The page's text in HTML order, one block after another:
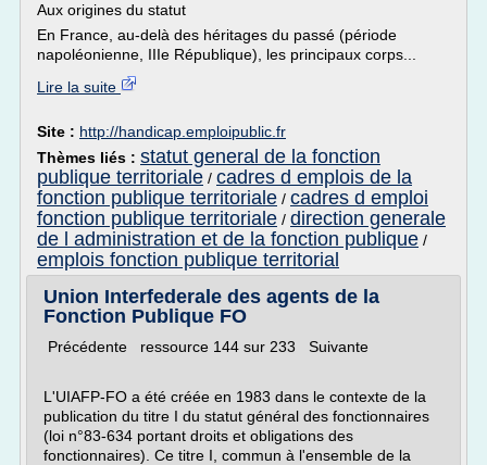
Aux origines du statut
En France, au-delà des héritages du passé (période
napoléonienne, IIIe République), les principaux corps...
Lire la suite
Site : http://handicap.emploipublic.fr
Thèmes liés : statut general de la fonction
publique territoriale / cadres d emplois de la
fonction publique territoriale / cadres d emploi
fonction publique territoriale / direction generale
de l administration et de la fonction publique /
emplois fonction publique territorial
Union Interfederale des agents de la
Fonction Publique FO
Précédente ressource 144 sur 233 Suivante
L'UIAFP-FO a été créée en 1983 dans le contexte de la
publication du titre I du statut général des fonctionnaires
(loi n°83-634 portant droits et obligations des
fonctionnaires). Ce titre I, commun à l'ensemble de la